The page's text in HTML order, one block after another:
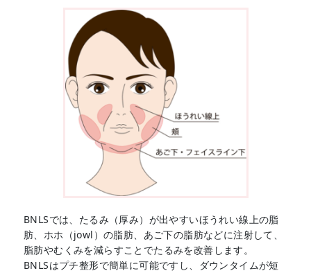
BNLSでは、たるみ（厚み）が出やすいほうれい線上の脂
肪、ホホ（jowl）の脂肪、あご下の脂肪などに注射して、
脂肪やむくみを減らすことでたるみを改善します。
BNLSはプチ整形で簡単に可能ですし、ダウンタイムが短